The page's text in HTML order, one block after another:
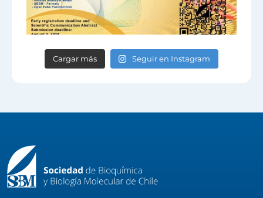
Cargar más Seguir en Instagram